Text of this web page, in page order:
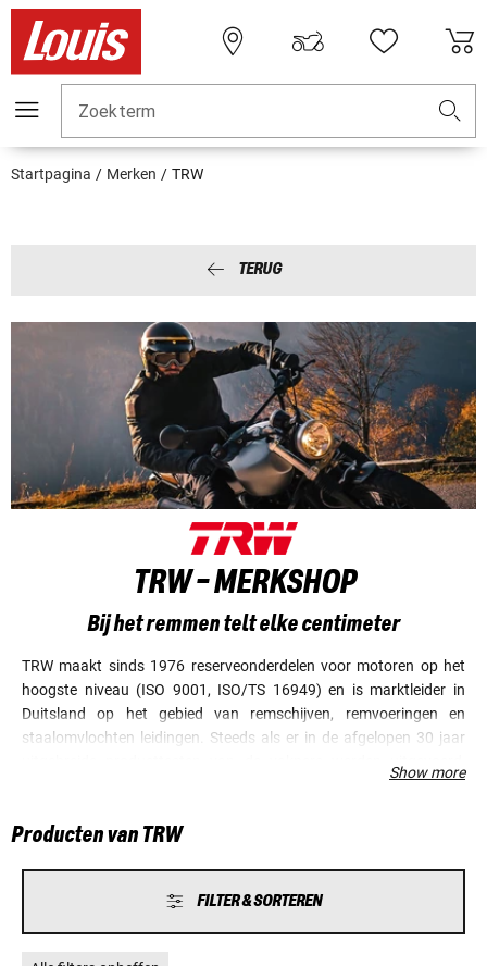
Zoekterm
Startpagina Merken TRW
TERUG
TRW - MERKSHOP
Bij het remmen telt elke centimeter
TRW maakt sinds 1976 reserveonderdelen voor motoren op het
hoogste niveau (ISO 9001, ISO/TS 16949) en is marktleider in
Duitsland op het gebied van remschijven, remvoeringen en
staalomvlochten leidingen. Steeds als er in de afgelopen 30 jaar
uitgebreide producttesten van de vakpers werden uitgevoerd,
bevestigden deze de geweldige eigenschappen van de fabricaten.
centimeter. Ga niet voor minder, vertrouw op de kwaliteit van de
Show more
Producten van TRW
FILTER & SORTEREN